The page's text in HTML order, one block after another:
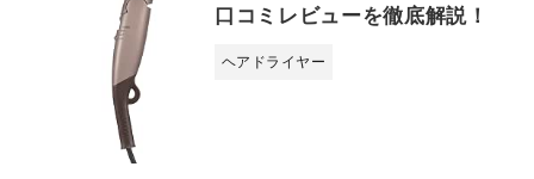
口コミレビューを徹底解説！
ヘアドライヤー